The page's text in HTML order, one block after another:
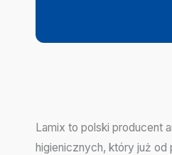
Lamix to polski producent
higienicznych, który już od